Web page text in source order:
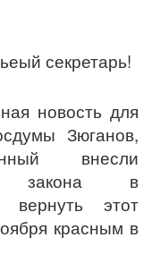
секретарь!
новость для
Зюганов,
внесли
закона в
вернуть этот
красным в